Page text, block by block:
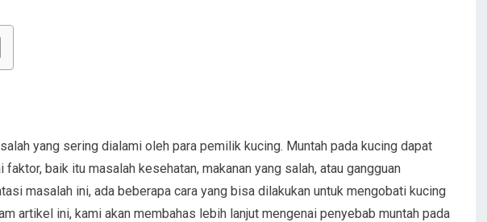
yang sering dialami oleh para pemilik kucing. Muntah pada kucing dapat
baik itu masalah kesehatan, makanan yang salah, atau gangguan
masalah ini, ada beberapa cara yang bisa dilakukan untuk mengobati kucing
artikel ini, kami akan membahas lebih lanjut mengenai penyebab muntah pada